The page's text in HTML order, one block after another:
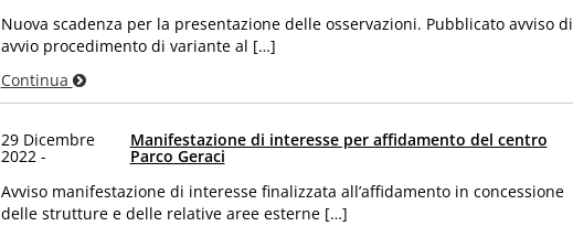
Nuova scadenza per la presentazione delle osservazioni. Pubblicato avviso di
avvio procedimento di variante al […]
Continua
29 Dicembre
2022 -
Manifestazione di interesse per affidamento del centro
Parco Geraci
Avviso manifestazione di interesse finalizzata all’affidamento in concessione
delle strutture e delle relative aree esterne […]